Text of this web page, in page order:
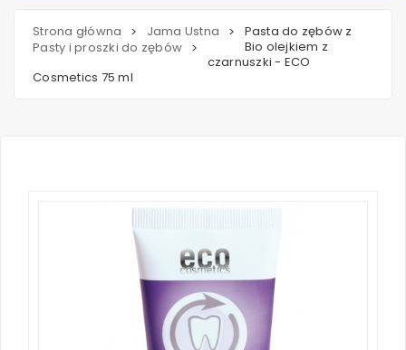
Strona główna > Jama Ustna
>
Pasty i proszki do zębów >
Pasta do zębów z
Bio olejkiem z
czarnuszki - ECO
Cosmetics 75 ml